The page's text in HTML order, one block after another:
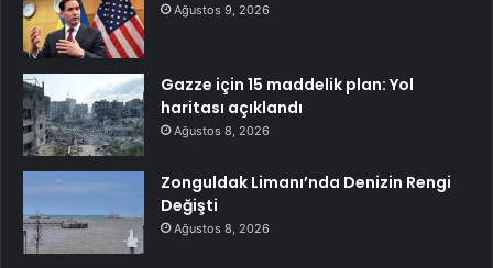
Ağustos 9, 2026
Gazze için 15 maddelik plan: Yol
haritası açıklandı
Ağustos 8, 2026
Zonguldak Limanı’nda Denizin Rengi
Değişti
Ağustos 8, 2026